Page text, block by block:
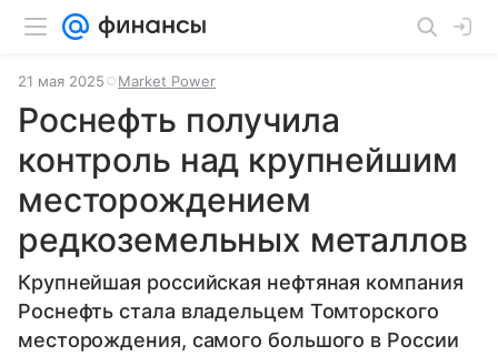
21 мая 2025 Market Power
Роснефть получила
контроль над крупнейшим
месторождением
редкоземельных металлов
Крупнейшая российская нефтяная компания
Роснефть стала владельцем Томторского
месторождения, самого большого в России